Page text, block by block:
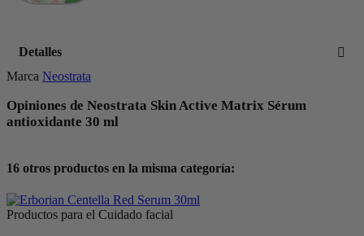
Detalles
Marca Neostrata
Opiniones de Neostrata Skin Active Matrix Sérum
antioxidante 30 ml
16 otros productos en la misma categoría:
Productos para el Cuidado facial